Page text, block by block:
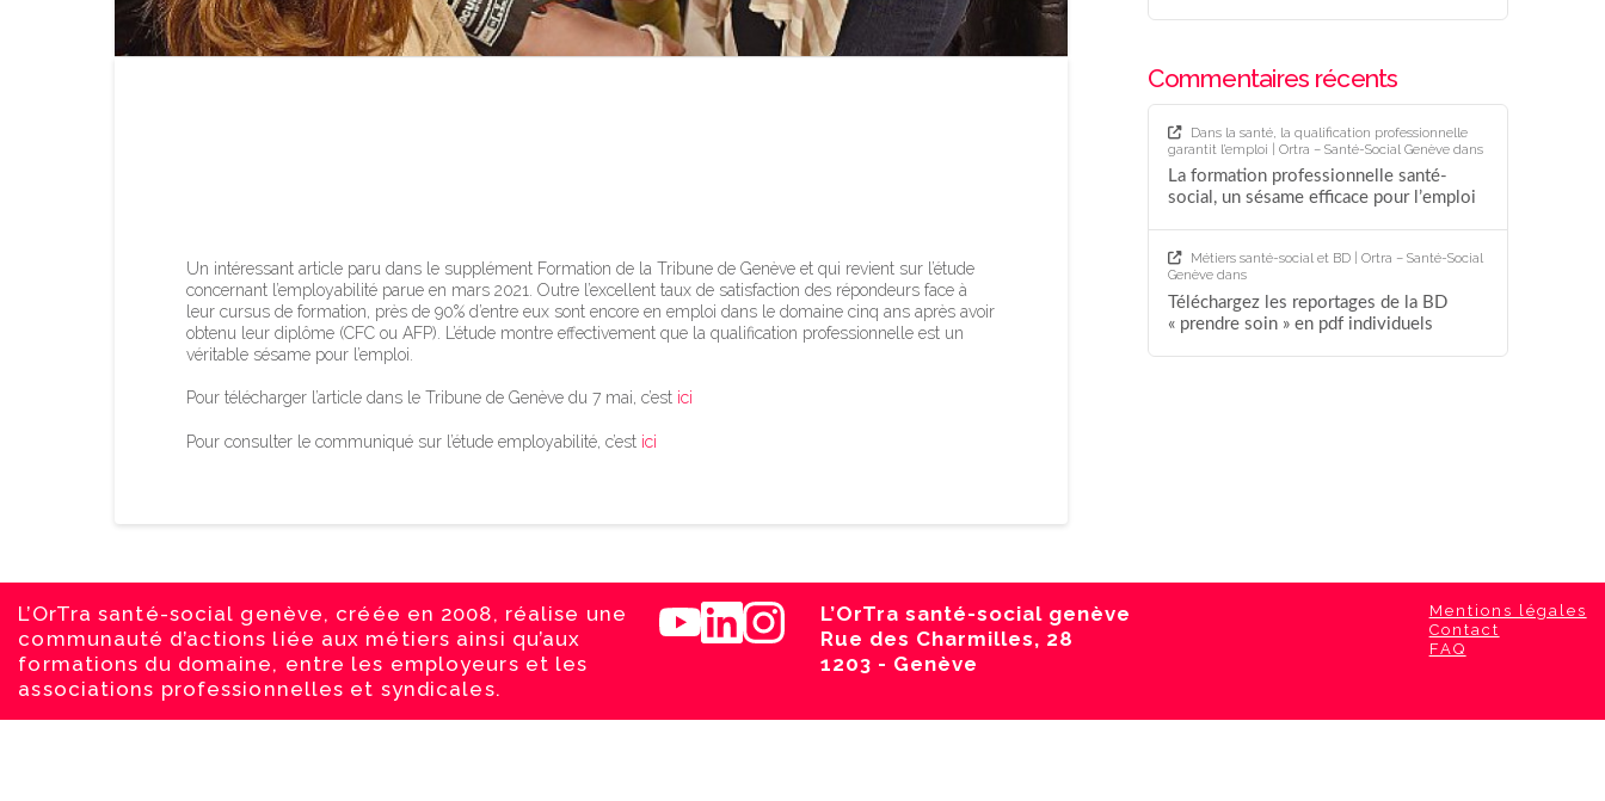
Un intéressant article paru dans le supplément Formation de la Tribune de Genève et qui revient sur l’étude
concernant l’employabilité parue en mars 2021. Outre l’excellent taux de satisfaction des répondeurs face à
leur cursus de formation, près de 90% d’entre eux sont encore en emploi dans le domaine cinq ans après avoir
obtenu leur diplôme (CFC ou AFP). L’étude montre effectivement que la qualification professionnelle est un
véritable sésame pour l’emploi.
Pour télécharger l’article dans le Tribune de Genève du 7 mai, c’est ici
Pour consulter le communiqué sur l’étude employabilité, c’est ici
Commentaires récents
Dans la santé, la qualification professionnelle
garantit l’emploi | Ortra – Santé-Social Genève dans
La formation professionnelle santé-
social, un sésame efficace pour l’emploi
Métiers santé-social et BD | Ortra – Santé-Social
Genève dans
Téléchargez les reportages de la BD
« prendre soin » en pdf individuels
L’OrTra santé-social genève, créée en 2008, réalise une
communauté d’actions liée aux métiers ainsi qu’aux
formations du domaine, entre les employeurs et les
associations professionnelles et syndicales.
L’OrTra santé-social genève
Rue des Charmilles, 28
1203 - Genève
Mentions légales
Contact
FAQ